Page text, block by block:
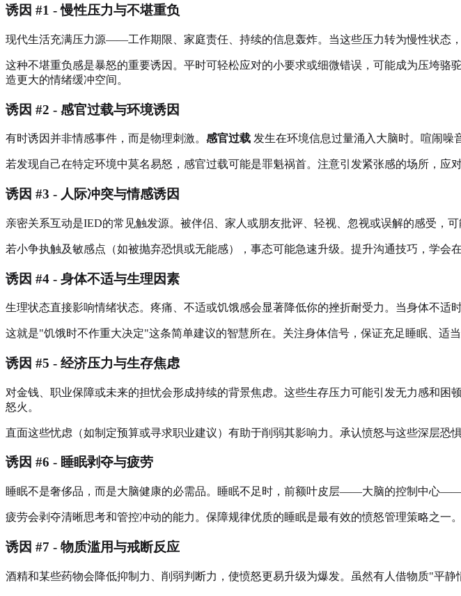
诱因 #1 - 慢性压力与不堪重负
现代生活充满压力源——工作期限、家庭责任、持续的信息轰炸。当这些压力转为慢性状态
这种不堪重负感是暴怒的重要诱因。平时可轻松应对的小要求或细微错误，可能成为压垮
造更大的情绪缓冲空间。
诱因 #2 - 感官过载与环境诱因
有时诱因并非情感事件，而是物理刺激。 感官过载 发生在环境信息过量涌入大脑时。喧闹噪
若发现自己在特定环境中莫名易怒，感官过载可能是罪魁祸首。注意引发紧张感的场所，应
诱因 #3 - 人际冲突与情感诱因
亲密关系互动是IED的常见触发源。被伴侣、家人或朋友批评、轻视、忽视或误解的感受，
若小争执触及敏感点（如被抛弃恐惧或无能感），事态可能急速升级。提升沟通技巧，学会
诱因 #4 - 身体不适与生理因素
生理状态直接影响情绪状态。疼痛、不适或饥饿感会显著降低你的挫折耐受力。当身体不适
这就是"饥饿时不作重大决定"这条简单建议的智慧所在。关注身体信号，保证充足睡眠、适
诱因 #5 - 经济压力与生存焦虑
对金钱、职业保障或未来的担忧会形成持续的背景焦虑。这些生存压力可能引发无力感和
怒火。
直面这些忧虑（如制定预算或寻求职业建议）有助于削弱其影响力。承认愤怒与这些深层恐
诱因 #6 - 睡眠剥夺与疲劳
睡眠不是奢侈品，而是大脑健康的必需品。睡眠不足时，前额叶皮层——大脑的控制中心
疲劳会剥夺清晰思考和管控冲动的能力。保障规律优质的睡眠是最有效的愤怒管理策略之一
诱因 #7 - 物质滥用与戒断反应
酒精和某些药物会降低抑制力、削弱判断力，使愤怒更易升级为爆发。虽然有人借物质"平